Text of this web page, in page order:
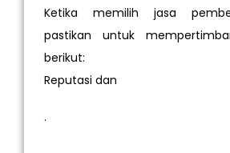
Ketika memilih jasa
pastikan untuk
berikut:
Reputasi dan
.